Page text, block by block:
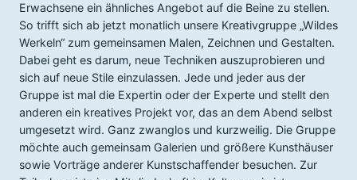
Erwachsene ein ähnliches Angebot auf die Beine zu stellen.
So trifft sich ab jetzt monatlich unsere Kreativgruppe „Wildes
Werkeln“ zum gemeinsamen Malen, Zeichnen und Gestalten.
Dabei geht es darum, neue Techniken auszuprobieren und
sich auf neue Stile einzulassen. Jede und jeder aus der
Gruppe ist mal die Expertin oder der Experte und stellt den
anderen ein kreatives Projekt vor, das an dem Abend selbst
umgesetzt wird. Ganz zwanglos und kurzweilig. Die Gruppe
möchte auch gemeinsam Galerien und größere Kunsthäuser
sowie Vorträge anderer Kunstschaffender besuchen. Zur